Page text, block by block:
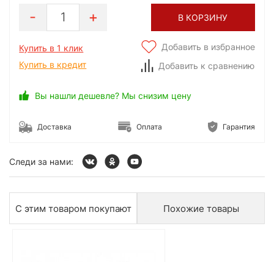
1 В КОРЗИНУ
Купить в 1 клик
Купить в кредит
Добавить в избранное
Добавить к сравнению
Вы нашли дешевле? Мы снизим цену
Доставка Оплата Гарантия
Следи за нами:
С этим товаром покупают Похожие товары